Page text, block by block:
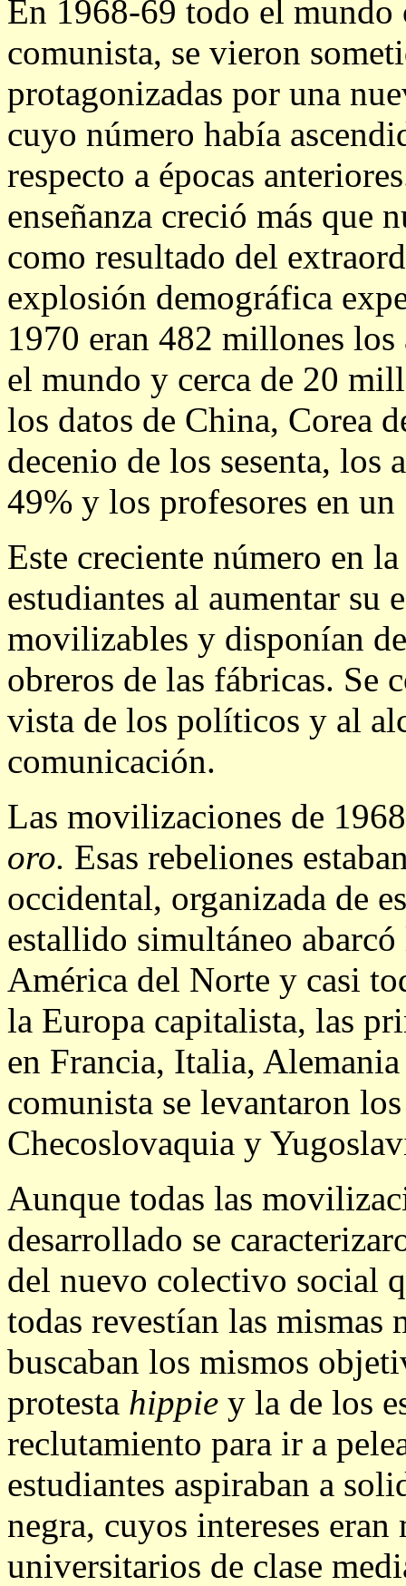
En 1968-69 todo el mundo
comunista, se vieron
protagonizadas por una
cuyo número había
respecto a épocas
enseñanza creció más que
como resultado del
explosión demográfica
1970 eran 482 millones
el mundo y cerca de 20
los datos de China, Corea
decenio de los sesenta, los
49% y los profesores en
Este creciente número en
estudiantes al aumentar
movilizables y disponían
obreros de las fábricas. Se
vista de los políticos y al
comunicación.
Las movilizaciones de
oro. Esas rebeliones
occidental, organizada de
estallido simultáneo
América del Norte y casi
la Europa capitalista, las
en Francia, Italia,
comunista se levantaron
Checoslovaquia y
Aunque todas las
desarrollado se
del nuevo colectivo social
todas revestían las
buscaban los mismos
protesta hippie y la de los
reclutamiento para ir a
estudiantes aspiraban a
negra, cuyos intereses
universitarios de clase